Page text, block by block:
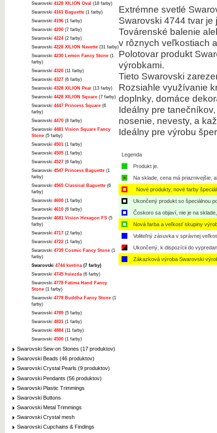
Swarovski 4128 XILION Oval (18 farby)
Swarovski 4161 Baguette (1 farby)
Swarovski 4196 (1 farby)
Swarovski 4200 (7 farby)
Swarovski 4224 (2 farby)
Swarovski 4228 XILION Navette (31 farby)
Swarovski 4230 Lemon Fancy Stone (1
farby)
Swarovski 4320 (11 farby)
Swarovski 4327 (6 farby)
Swarovski 4328 XILION Pear (13 farby)
Swarovski 4428 XILION Square (7 farby)
Swarovski 4447 Princess Square (6
farby)
Swarovski 4470 (8 farby)
Swarovski 4481 Vision Square Fancy
Stone (5 farby)
Swarovski 4501 (1 farby)
Swarovski 4505 (1 farby)
Swarovski 4527 (6 farby)
Swarovski 4547 Princess Baguette (1
farby)
Swarovski 4565 Classical Baguette (6
farby)
Swarovski 4600 (1 farby)
Swarovski 4610 (6 farby)
Swarovski 4681 Vision Hexagon FS (5
farby)
Swarovski 4717 (2 farby)
Swarovski 4722 (1 farby)
Swarovski 4739 Cosmic Fancy Stone (1
farby)
Swarovski 4744 kvetina (7 farby)
Swarovski 4745 hviezda (6 farby)
Swarovski 4778 Fatima Hand Fancy
Stone (1 farby)
Swarovski 4778 Buddha Fancy Stone (1
farby)
Swarovski 4789 (5 farby)
Swarovski 4831 (1 farby)
Swarovski 4884 (11 farby)
Swarovski 4500 (1 farby)
Swarovski Sew-on Stones (17 produktov)
Swarovski Beads (46 produktov)
Swarovski Crystal Pearls (9 produktov)
Swarovski Pendants (56 produktov)
Swarovski Plastic Trimmings
Swarovski Buttons
Swarovski Metal Trimmings
Swarovski Crystal mesh
Swarovski Cupchains & Findings
Extrémne svetlé
Swarovski 4744 tvar je
Továrenské balenie
v rôznych veľkostiach
Polotovar produkt
výrobkami.
Tieto Swarovski
Rozsiahle využívanie
doplnky, domáce
Ideálny pre
nosenie, nevesty, a
Ideálny pre výrobu
Legenda
Produkt je.
Na sklade, cena má priaznivejšie,
Nové produkty, nové farby
Ukončený produkt so špeciálnou
Čoskoro sa objaví, nie je na
Nová farba a veľkosť skupiny
Voliteľný zásuvka v správnej
Ukončený, k dispozícii do
Zákazková výroba Swarovski